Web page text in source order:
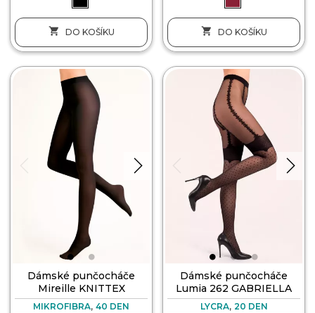
 DO KOŠÍKU  DO KOŠÍKU
Dámské punčocháče
Mireille KNITTEX
MIKROFIBRA, 40 DEN
Dámské punčocháče
Lumia 262 GABRIELLA
LYCRA, 20 DEN